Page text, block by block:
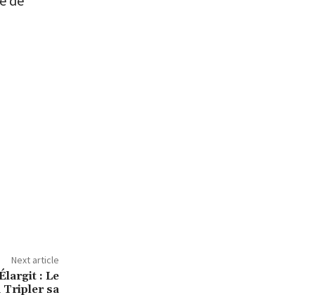
Next article
: Le
Tripler sa